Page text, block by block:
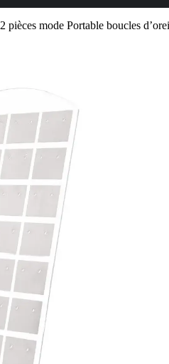
2 pièces mode Portable boucles